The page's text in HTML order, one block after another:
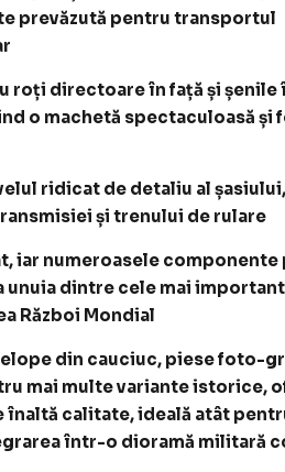
prevăzută pentru transportul
directoare în față și șenile
o machetă spectaculoasă și
ridicat de detaliu al șasiului,
și trenului de rulare
iar numeroasele componente
dintre cele mai
Război Mondial
din cauciuc, piese foto-
mai multe variante istorice,
calitate, ideală atât
într-o dioramă militară